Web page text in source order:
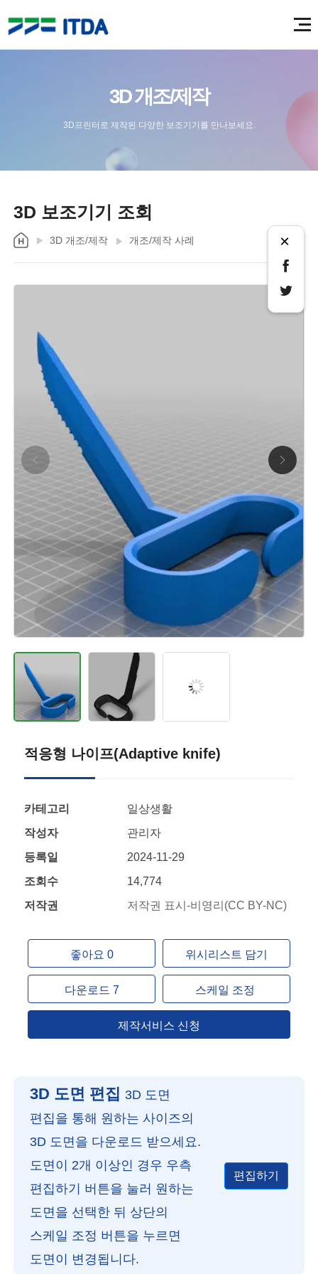
3D 개조/제작
3D프린터로 제작된 다양한 보조기기를 만나보세요.
3D 보조기기 조회
3D 개조/제작 개조/제작 사례 ×
적응형 나이프(Adaptive knife)
카테고리
일상생활
작성자
관리자
등록일
2024-11-29
조회수
14,774
저작권
저작권 표시-비영리(CC BY-NC)
좋아요 0 위시리스트 담기
다운로드 7 스케일 조정
제작서비스 신청
3D 도면 편집 3D 도면
편집을 통해 원하는 사이즈의
3D 도면을 다운로드 받으세요.
도면이 2개 이상인 경우 우측
편집하기 버튼을 눌러 원하는
도면을 선택한 뒤 상단의
스케일 조정 버튼을 누르면
도면이 변경됩니다.
편집하기